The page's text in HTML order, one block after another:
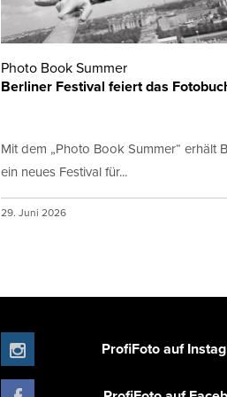
Photo Book Summer
Berliner Festival feiert das
Mit dem „Photo Book Summer“ erhält
ein neues Festival für...
29. Juni 2026
ProfiFoto auf